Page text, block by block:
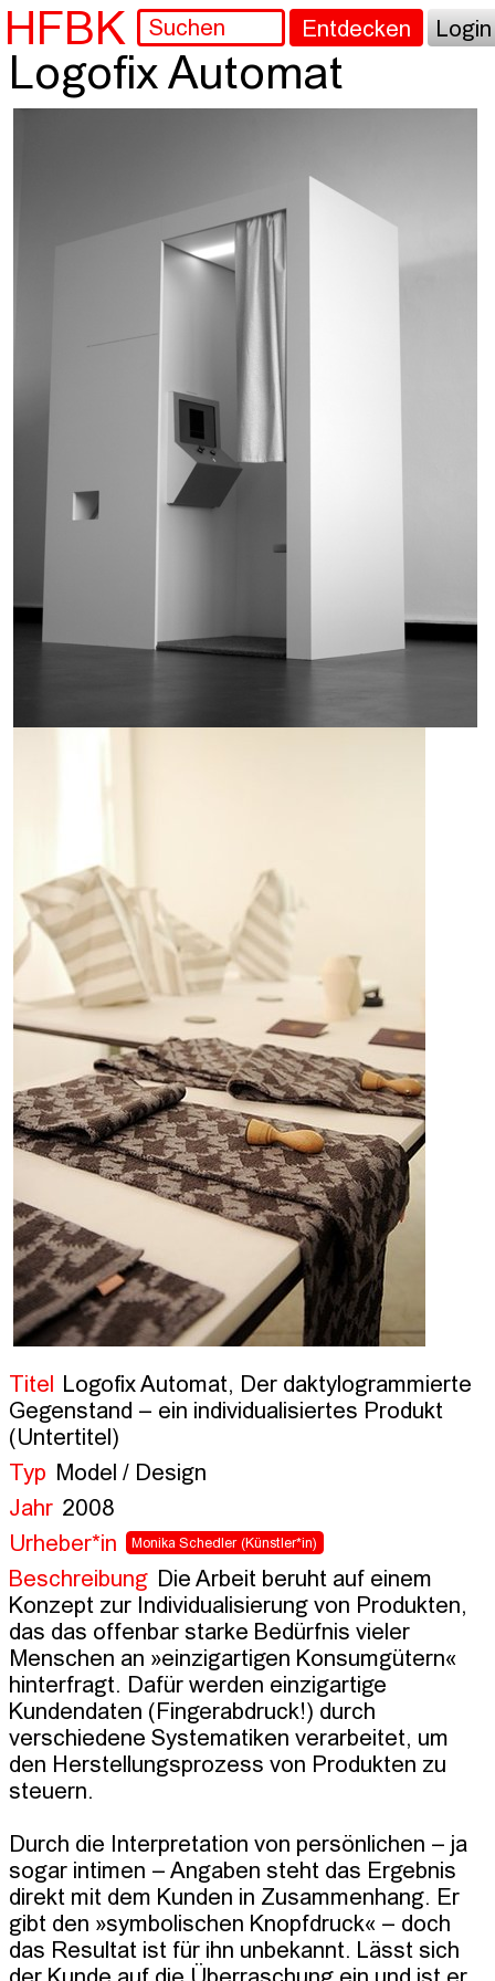
HFBK Entdecken Login
Logofix Automat
Titel
Logofix Automat, Der daktylogrammierte
Gegenstand – ein individualisiertes Produkt
(Untertitel)
Typ
Model / Design
Jahr 2008
Urheber*in
Monika Schedler (Künstler*in)
Beschreibung Die Arbeit beruht auf einem
Konzept zur Individualisierung von Produkten,
das das offenbar starke Bedürfnis vieler
Menschen an »einzigartigen Konsumgütern«
hinterfragt. Dafür werden einzigartige
Kundendaten (Fingerabdruck!) durch
verschiedene Systematiken verarbeitet, um
den Herstellungsprozess von Produkten zu
steuern.
Durch die Interpretation von persönlichen – ja
sogar intimen – Angaben steht das Ergebnis
direkt mit dem Kunden in Zusammenhang. Er
gibt den »symbolischen Knopfdruck« – doch
das Resultat ist für ihn unbekannt. Lässt sich